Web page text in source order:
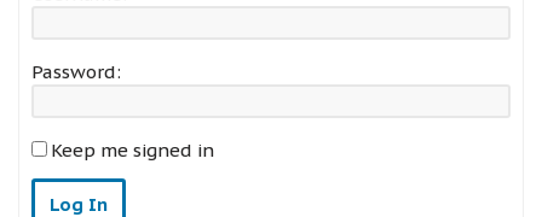
Password:
Keep me signed in
Log In